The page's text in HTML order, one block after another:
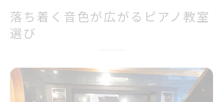
落ち着く音色が広がるピアノ教室
選び